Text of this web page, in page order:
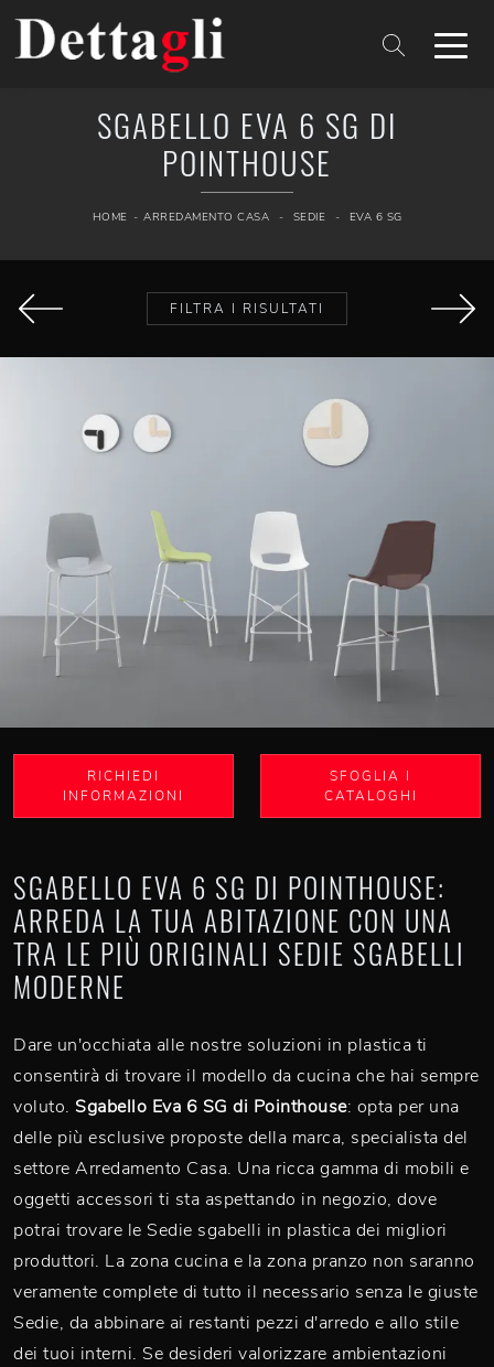
SGABELLO EVA 6 SG DI
POINTHOUSE
HOME - ARREDAMENTO CASA - SEDIE - EVA 6 SG
FILTRA I RISULTATI
RICHIEDI
INFORMAZIONI
SFOGLIA I
CATALOGHI
SGABELLO EVA 6 SG DI POINTHOUSE:
ARREDA LA TUA ABITAZIONE CON UNA
TRA LE PIÙ ORIGINALI SEDIE SGABELLI
MODERNE
Dare un'occhiata alle nostre soluzioni in plastica ti
consentirà di trovare il modello da cucina che hai sempre
voluto. Sgabello Eva 6 SG di Pointhouse: opta per una
delle più esclusive proposte della marca, specialista del
settore Arredamento Casa. Una ricca gamma di mobili e
oggetti accessori ti sta aspettando in negozio, dove
potrai trovare le Sedie sgabelli in plastica dei migliori
produttori. La zona cucina e la zona pranzo non saranno
veramente complete di tutto il necessario senza le giuste
Sedie, da abbinare ai restanti pezzi d'arredo e allo stile
dei tuoi interni. Se desideri valorizzare ambientazioni